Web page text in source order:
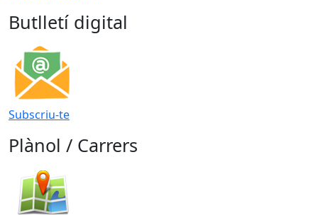
Butlletí digital
Subscriu-te
Plànol / Carrers